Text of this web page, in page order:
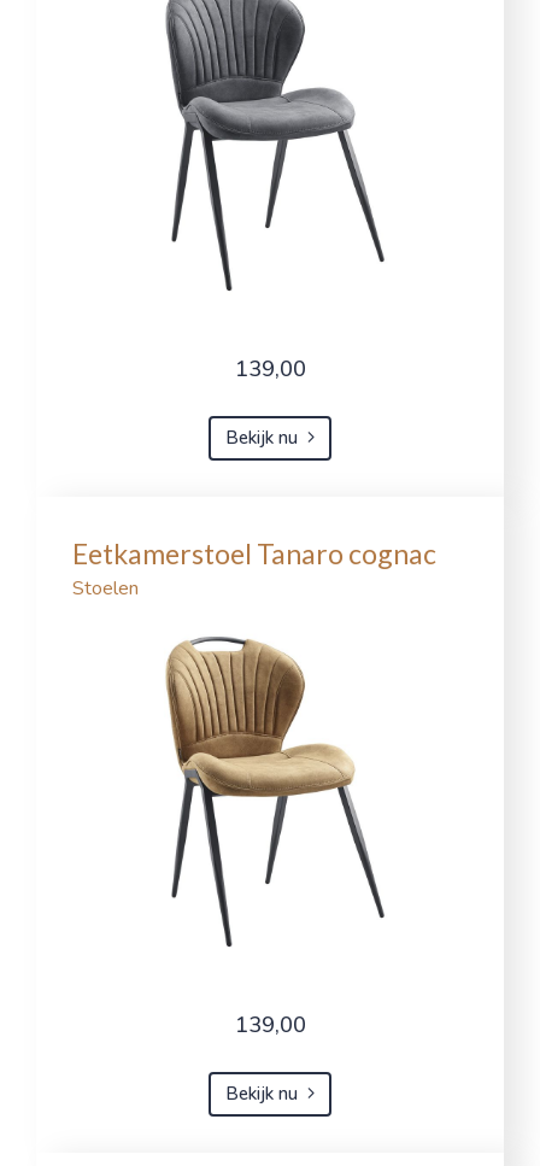
139,00
Bekijk nu
Eetkamerstoel Tanaro cognac
Stoelen
139,00
Bekijk nu